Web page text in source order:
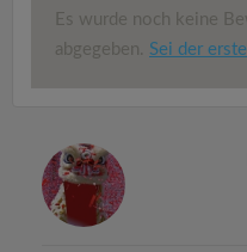
Es wurde noch keine
abgegeben. Sei der